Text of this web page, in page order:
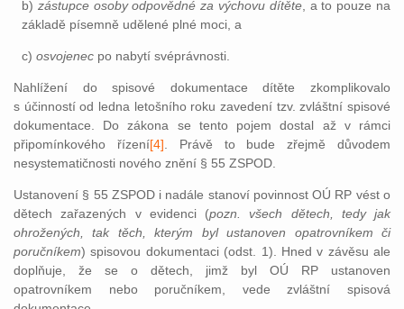
b) zástupce osoby odpovědné za výchovu dítěte, a to pouze na
základě písemně udělené plné moci, a
c) osvojenec po nabytí svéprávnosti.
Nahlížení do spisové dokumentace dítěte zkomplikovalo
s účinností od ledna letošního roku zavedení tzv. zvláštní spisové
dokumentace. Do zákona se tento pojem dostal až v rámci
připomínkového řízení[4] . Právě to bude zřejmě důvodem
nesystematičnosti nového znění § 55 ZSPOD.
Ustanovení § 55 ZSPOD i nadále stanoví povinnost OÚ RP vést o
dětech zařazených v evidenci (pozn. všech dětech, tedy jak
ohrožených, tak těch, kterým byl ustanoven opatrovníkem či
poručníkem) spisovou dokumentaci (odst. 1). Hned v závěsu ale
doplňuje, že se o dětech, jimž byl OÚ RP ustanoven
opatrovníkem nebo poručníkem, vede zvláštní spisová